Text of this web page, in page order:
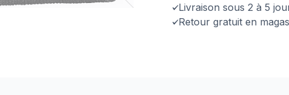
Livraison sous 2 à 5
Retour gratuit en